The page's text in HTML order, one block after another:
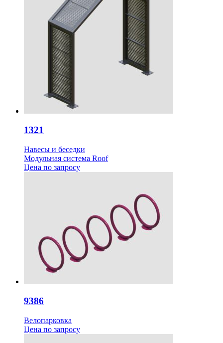
1321
Навесы и беседки
Модульная система Roof
Цена по запросу
9386
Велопарковка
Цена по запросу